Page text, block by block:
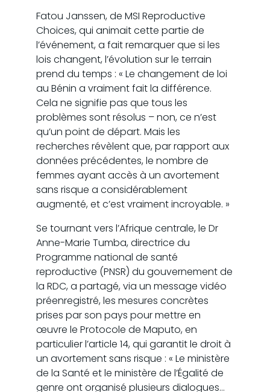
Fatou Janssen, de MSI Reproductive
Choices, qui animait cette partie de
l’événement, a fait remarquer que si les
lois changent, l’évolution sur le terrain
prend du temps : « Le changement de loi
au Bénin a vraiment fait la différence.
Cela ne signifie pas que tous les
problèmes sont résolus – non, ce n’est
qu’un point de départ. Mais les
recherches révèlent que, par rapport aux
données précédentes, le nombre de
femmes ayant accès à un avortement
sans risque a considérablement
augmenté, et c’est vraiment incroyable. »
Se tournant vers l’Afrique centrale, le Dr
Anne-Marie Tumba, directrice du
Programme national de santé
reproductive (PNSR) du gouvernement de
la RDC, a partagé, via un message vidéo
préenregistré, les mesures concrètes
prises par son pays pour mettre en
œuvre le Protocole de Maputo, en
particulier l’article 14, qui garantit le droit à
un avortement sans risque : « Le ministère
de la Santé et le ministère de l’Égalité de
genre ont organisé plusieurs dialogues…